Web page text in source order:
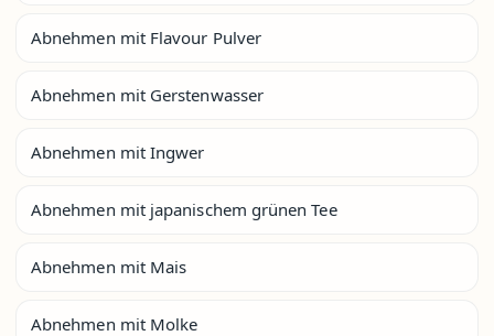
Abnehmen mit Flavour Pulver
Abnehmen mit Gerstenwasser
Abnehmen mit Ingwer
Abnehmen mit japanischem grünen Tee
Abnehmen mit Mais
Abnehmen mit Molke